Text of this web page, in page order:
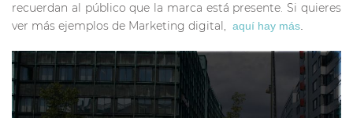
recuerdan al público que la marca está presente. Si quieres
ver más ejemplos de Marketing digital, aquí hay más.